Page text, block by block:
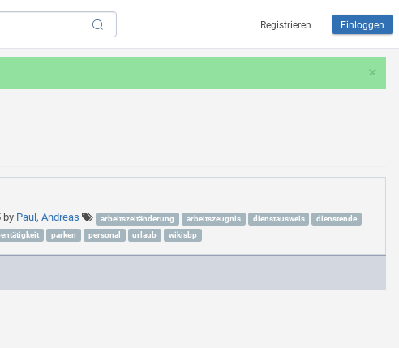
Registrieren Einloggen
×
by Paul, Andreas arbeitszeitänderung arbeitszeugnis dienstausweis
dienstende
parken personal urlaub wikisbp